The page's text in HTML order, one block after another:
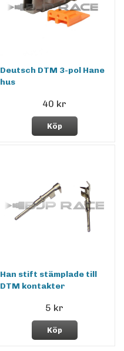
Deutsch DTM 3-pol Hane
hus
40 kr
Köp
Han stift stämplade till
DTM kontakter
5 kr
Köp